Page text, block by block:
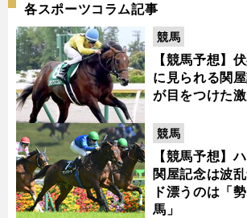
各スポーツコラム記事
【競馬予想】
に見られる関
が目をつけた
競馬
【競馬予想】
関屋記念は波
ド漂うのは「
馬」
競馬